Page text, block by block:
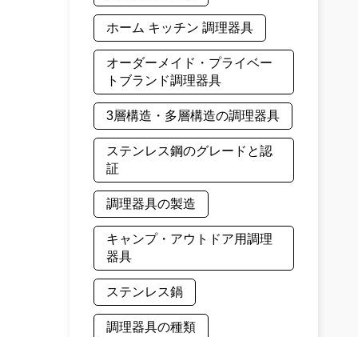
ホーム キッチン 調理器具
オーダーメイド・プライベー
トブランド調理器具
3層構造・多層構造の調理器具
ステンレス鋼のグレードと認
証
調理器具の製造
キャンプ・アウトドア用調理
器具
ステンレス鍋
調理器具の種類